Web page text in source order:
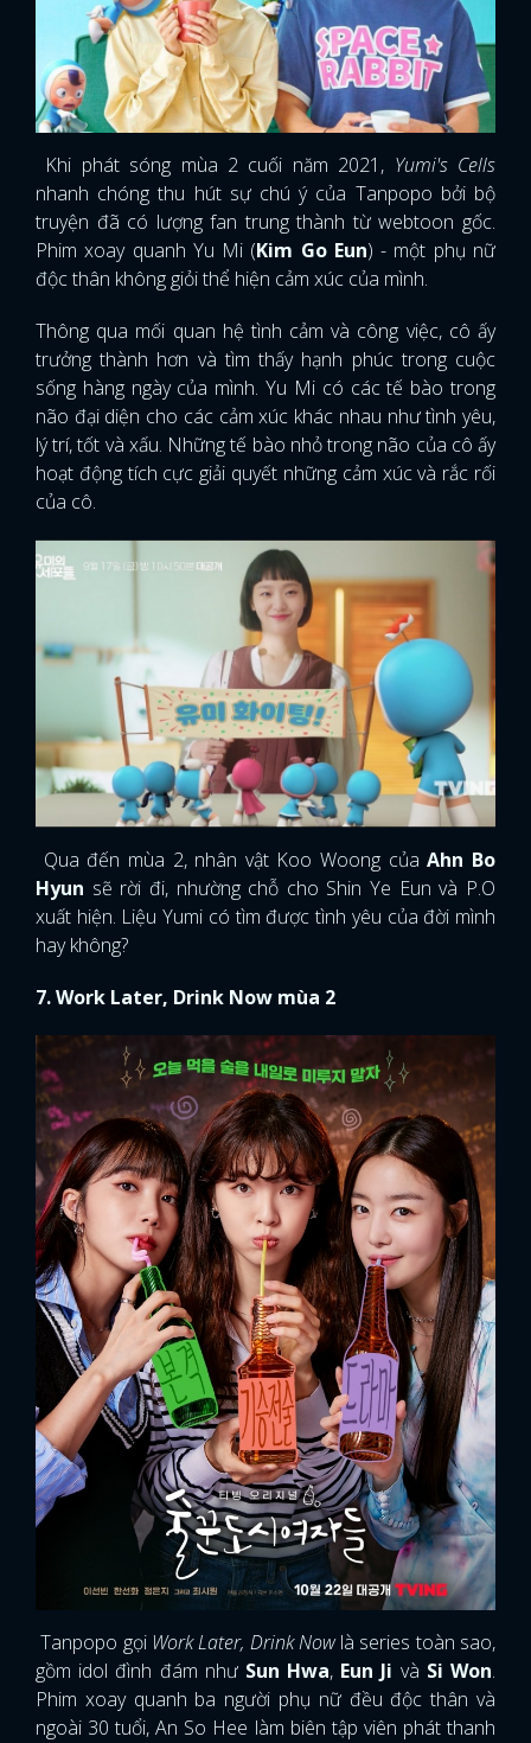
Khi phát sóng mùa 2 cuối năm 2021, Yumi's Cells
nhanh chóng thu hút sự chú ý của Tanpopo bởi bộ
truyện đã có lượng fan trung thành từ webtoon gốc.
Phim xoay quanh Yu Mi (Kim Go Eun) - một phụ nữ
độc thân không giỏi thể hiện cảm xúc của mình.
Thông qua mối quan hệ tình cảm và công việc, cô ấy
trưởng thành hơn và tìm thấy hạnh phúc trong cuộc
sống hàng ngày của mình. Yu Mi có các tế bào trong
não đại diện cho các cảm xúc khác nhau như tình yêu,
lý trí, tốt và xấu. Những tế bào nhỏ trong não của cô ấy
hoạt động tích cực giải quyết những cảm xúc và rắc rối
của cô.
Qua đến mùa 2, nhân vật Koo Woong củaAhn Bo
Hyun sẽ rời đi, nhường chỗ cho Shin Ye Eun và P.O
xuất hiện. Liệu Yumi có tìm được tình yêu của đời mình
hay không?
7. Work Later, Drink Now mùa 2
Tanpopo gọi Work Later, Drink Nowlà series toàn sao,
gồm idol đình đám như Sun Hwa, Eun Ji và Si Won.
Phim xoay quanh ba người phụ nữ đều độc thân và
ngoài 30 tuổi, An So Hee làm biên tập viên phát thanh